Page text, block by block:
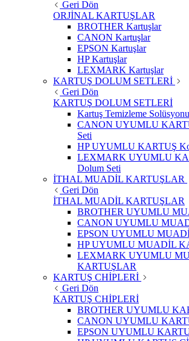
Geri Dön
ORJİNAL KARTUŞLAR
BROTHER Kartuşlar
CANON Kartuşlar
EPSON Kartuşlar
HP Kartuşlar
LEXMARK Kartuşlar
KARTUŞ DOLUM SETLERİ
Geri Dön
KARTUŞ DOLUM SETLERİ
Kartuş Temizleme Solüsyonu
CANON UYUMLU
Seti
HP UYUMLU KARTUŞ
LEXMARK UYUMLU
Dolum Seti
İTHAL MUADİL KARTUŞLAR
Geri Dön
İTHAL MUADİL KARTUŞLAR
BROTHER UYUMLU
CANON UYUMLU
EPSON UYUMLU
HP UYUMLU MUADİL
LEXMARK UYUMLU
KARTUŞLAR
KARTUŞ CHİPLERİ
Geri Dön
KARTUŞ CHİPLERİ
BROTHER UYUMLU
CANON UYUMLU
EPSON UYUMLU